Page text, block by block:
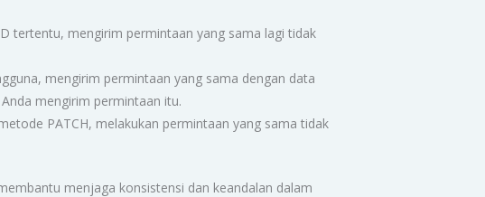
tertentu, mengirim permintaan yang sama lagi tidak
mengirim permintaan yang sama dengan data
mengirim permintaan itu.
PATCH, melakukan permintaan yang sama tidak
menjaga konsistensi dan keandalan dalam